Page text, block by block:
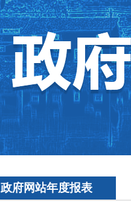
政府网站年度报表